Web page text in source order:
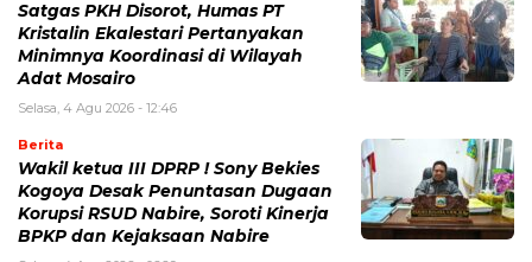
Satgas PKH Disorot, Humas PT
Kristalin Ekalestari Pertanyakan
Minimnya Koordinasi di Wilayah
Adat Mosairo
Selasa, 4 Agu 2026 - 12:46
Berita
Wakil ketua III DPRP ! Sony Bekies
Kogoya Desak Penuntasan Dugaan
Korupsi RSUD Nabire, Soroti Kinerja
BPKP dan Kejaksaan Nabire